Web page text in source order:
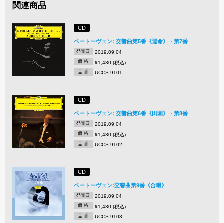
関連商品
CD
ベートーヴェン: 交響曲第5番《運命》・第7番
発売日 2019.09.04
価 格 ¥1,430 (税込)
品 番 UCCS-9101
CD
ベートーヴェン: 交響曲第6番《田園》・第8番
発売日 2019.09.04
価 格 ¥1,430 (税込)
品 番 UCCS-9102
CD
ベートーヴェン:交響曲第9番《合唱》
発売日 2019.09.04
価 格 ¥1,430 (税込)
品 番 UCCS-9103